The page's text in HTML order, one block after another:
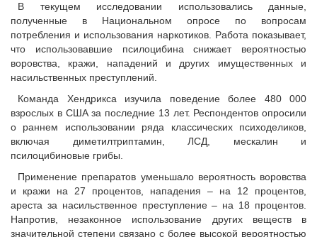
В текущем исследовании использовались данные,
полученные в Национальном опросе по вопросам
потребления и использования наркотиков. Работа показывает,
что использовавшие псилоцибина снижает вероятностью
воровства, кражи, нападений и других имущественных и
насильственных преступлений.
Команда Хендрикса изучила поведение более 480 000
взрослых в США за последние 13 лет. Респондентов опросили
о раннем использовании ряда классических психоделиков,
включая диметилтриптамин, ЛСД, мескалин и
псилоцибиновые грибы.
Применение препаратов уменьшало вероятность воровства
и кражи на 27 процентов, нападения – на 12 процентов,
ареста за насильственное преступление – на 18 процентов.
Напротив, незаконное использование других веществ в
значительной степени связано с более высокой вероятностью